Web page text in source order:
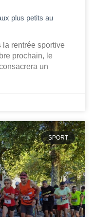
plus petits au
la rentrée sportive
prochain, le
un
SPORT